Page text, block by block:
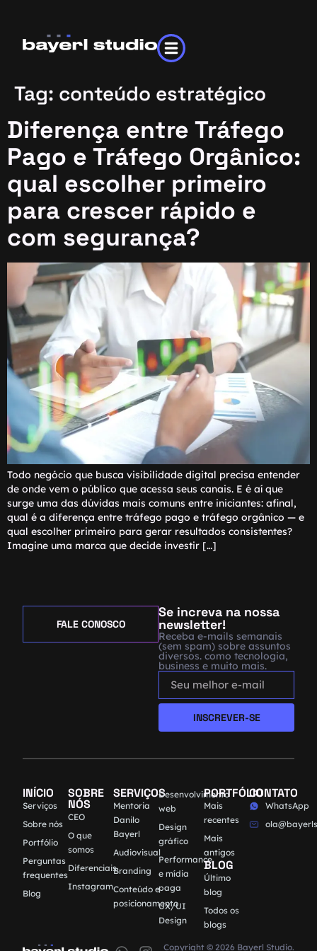
Tag: conteúdo estratégico
Diferença entre Tráfego
Pago e Tráfego Orgânico:
qual escolher primeiro
para crescer rápido e
com segurança?
Todo negócio que busca visibilidade digital precisa entender
de onde vem o público que acessa seus canais. E é aí que
surge uma das dúvidas mais comuns entre iniciantes: afinal,
qual é a diferença entre tráfego pago e tráfego orgânico — e
qual escolher primeiro para gerar resultados consistentes?
Imagine uma marca que decide investir […]
Se increva na nossa
newsletter!
Receba e-mails semanais
(sem spam) sobre assuntos
diversos. como tecnologia,
business e muito mais.
INSCREVER-SE
FALE CONOSCO
INÍCIO
Serviços
Sobre nós
Portfólio
Perguntas
frequentes
Blog
SOBRE
NÓS
CEO
O que
somos
Diferenciais
Instagram
SERVIÇOS
Mentoria
Danilo
Bayerl
Audiovisual
Branding
Conteúdo e
posicionamento
Desenvolvimento
web
Design
gráfico
Performance
e mídia
paga
UX/UI
Design
PORTFÓLIO
Mais
recentes
Mais
antigos
BLOG
Último
blog
Todos os
blogs
CONTATO
WhatsApp
Copyright © 2026 Bayerl Studio.